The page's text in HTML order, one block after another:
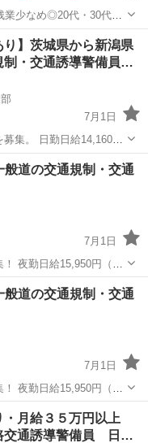
業少なめ◎20代・30代・
堂利用可◎マイカー通勤
◇
り】茨城県から新潟県
制・交通誘導警備員…
7月1日
円
市に寮あり。洗濯機や冷
月25,000円かかります...
道の交通規制・交通
7月1日
夜勤日給15,950円（日
上がりでも日給保証あり
験者も未経験者も歓迎します。 ...
ック
道の交通規制・交通
7月1日
夜勤日給15,950円（日
上がりでも日給保証あり
験者も未経験者も歓迎します。 ...
・月給３５万円以上
交通誘導警備員 日